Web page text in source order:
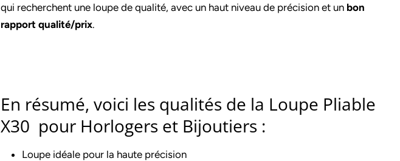
qui recherchent une loupe de qualité, avec un haut niveau de précision et un bon
rapport qualité/prix.
En résumé, voici les qualités de la Loupe Pliable
X30 pour Horlogers et Bijoutiers :
Loupe idéale pour la haute précision